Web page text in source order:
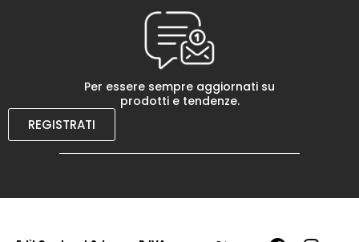
Per essere sempre aggiornati su
prodotti e tendenze.
REGISTRATI